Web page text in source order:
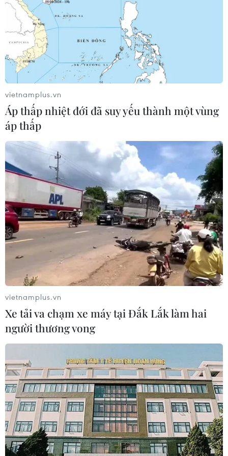
Thành phố Hồ Chí Minh không để lây
nhiễm SARS-CoV-2 từ các khu cách ly
28/06/2021 11:36
Theo Trung tâm Kiểm soát bệnh tật Thành phố Hồ Chí
Minh, các điều tra tại các khu cách ly cho thấy, không
có sự lây nhiễm chéo giữa các phòng khác nhau trong
khu cách ly.
Những điều cần lưu ý khi thực hiện
vietnamplus.vn
Áp thấp nhiệt đới đã suy yếu thành một vùng
áp thấp
vietnamplus.vn
Xe tải va chạm xe máy tại Đắk Lắk làm hai
người thương vong